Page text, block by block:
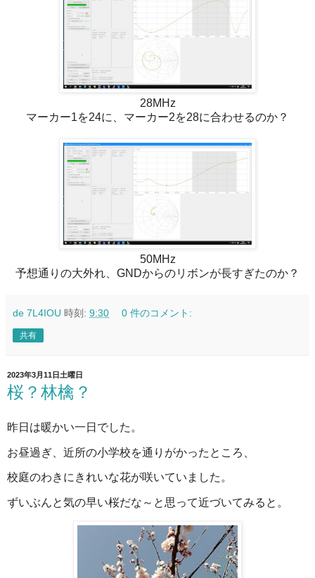
28MHz
マーカー1を24に、マーカー2を28に合わせるのか？
50MHz
予想通りの大外れ、GNDからのリボンが長すぎたのか？
de 7L4IOU 時刻: 9:30 0 件のコメント:
共有
2023年3月11日土曜日
桜？林檎？
昨日は暖かい一日でした。
お昼過ぎ、近所の小学校を通りがかったところ、
校庭のわきにきれいな花が咲いていました。
ずいぶんと気の早い桜だな～と思って近づいてみると。